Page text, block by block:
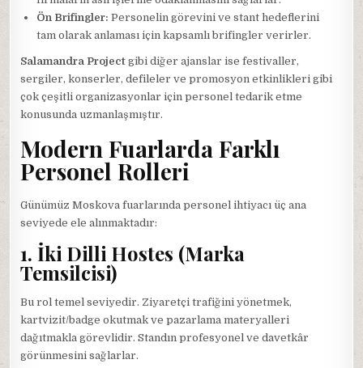
Ön Brifingler: Personelin görevini ve stant hedeflerini
tam olarak anlaması için kapsamlı brifingler verirler.
Salamandra Project gibi diğer ajanslar ise festivaller,
sergiler, konserler, defileler ve promosyon etkinlikleri gibi
çok çeşitli organizasyonlar için personel tedarik etme
konusunda uzmanlaşmıştır.
Modern Fuarlarda Farklı
Personel Rolleri
Günümüz Moskova fuarlarında personel ihtiyacı üç ana
seviyede ele alınmaktadır:
1. İki Dilli Hostes (Marka
Temsilcisi)
Bu rol temel seviyedir. Ziyaretçi trafiğini yönetmek,
kartvizit/badge okutmak ve pazarlama materyalleri
dağıtmakla görevlidir. Standın profesyonel ve davetkâr
görünmesini sağlarlar.